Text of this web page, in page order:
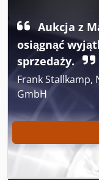
Aukcja z
osiągnąć
sprzedaży.
Frank Stallkamp,
GmbH